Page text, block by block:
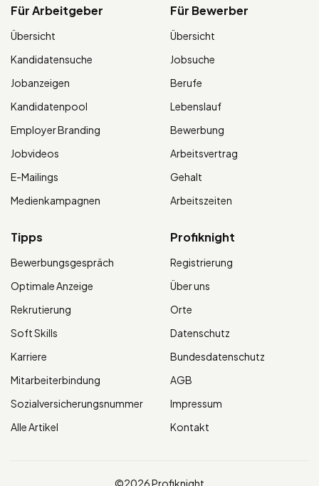
Für Arbeitgeber
Übersicht
Kandidatensuche
Jobanzeigen
Kandidatenpool
Employer Branding
Jobvideos
E-Mailings
Medienkampagnen
Für Bewerber
Übersicht
Jobsuche
Berufe
Lebenslauf
Bewerbung
Arbeitsvertrag
Gehalt
Arbeitszeiten
Tipps
Bewerbungsgespräch
Optimale Anzeige
Rekrutierung
Soft Skills
Karriere
Mitarbeiterbindung
Sozialversicherungsnummer
Alle Artikel
Profiknight
Registrierung
Über uns
Orte
Datenschutz
Bundesdatenschutz
AGB
Impressum
Kontakt
©2026 Profiknight